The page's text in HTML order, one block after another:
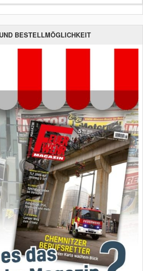
BESTELLMÖGLICHKEIT